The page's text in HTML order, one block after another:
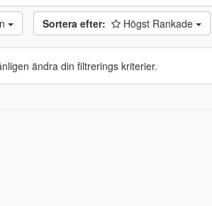
Sortera efter: Högst Rankade
ändra din filtrerings kriterier.